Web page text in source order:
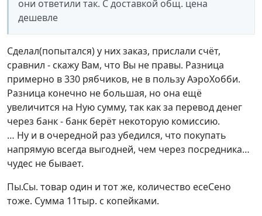
они ответили так. С доставкой общ. цена
дешевле
Сделал(попытался) у них заказ, прислали счёт,
сравнил - скажу Вам, что Вы не правы. Разница
примерно в 330 рябчиков, не в пользу АэроХобби.
Разница конечно не большая, но она ещё
увеличится на Ную сумму, так как за перевод денег
через банк - банк берёт некоторую комиссию.
… Ну и в очередной раз убедился, что покупать
напрямую всегда выгодней, чем через посредника…
чудес не бывает.
Пы.Сы. товар один и тот же, количество есеСено
тоже. Сумма 11тыр. с копейками.